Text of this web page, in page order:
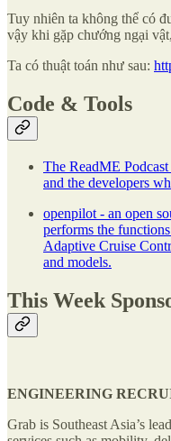
Tuy nhiên ta không thể có
vậy khi gặp chướng ngại
Ta có thuật toán như sau:
Code & Tools
The ReadME
and the developers
openpilot - an open
performs the
Adaptive Cruise
and models.
This Week
ENGINEERING
Grab is Southeast Asia’s